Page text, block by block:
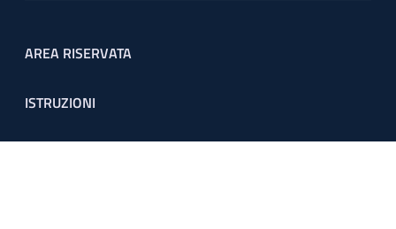
Footer menu
AREA RISERVATA
ISTRUZIONI